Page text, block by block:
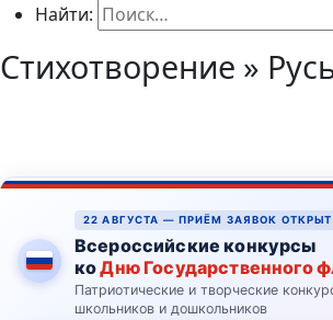
Найти:
Стихотворение »
22 АВГУСТА — ПРИЁМ ЗАЯВОК ОТКРЫТ
Всероссийские конкурсы
коДню Государственного
Патриотические и творческие
школьников и дошкольников